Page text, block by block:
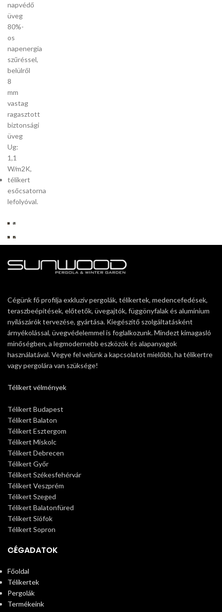
napvédő
üveg
80%-
os
napenergia
szűréssel,
belülről
8
mm
vastag
ragasztott
biztonsági
üveg
Ug:
1,1
W/m2K,
télikert
esőcsatorna
lefolyóval.
Cégünk fő profilja exkluzív pergolák, télikertek, medencefedések,
teraszbeépítések, előtetők, üvegajtók, függönyfalak és alumínium
nyílászárók tervezése, gyártása. Kiegészítő szolgáltatásként
árnyékolással, üvegvédelemmel is foglalkozunk. Mindezt kimagasló
minőségben, a legmodernebb eszközök és alapanyagok
használatával. Vegye fel velünk a kapcsolatot mielőbb, ha télikertre
vagy pergolára van szüksége!
Télikert vélmények
Télikert Budapest
Télikert Balaton
Télikert Esztergom
Télikert Miskolc
Télikert Debrecen
Télikert Győr
Télikert Székesfehérvár
Télikert Veszprém
Télikert Szeged
Télikert Balatonfüred
Télikert Siófok
Télikert Sopron
CÉGADATOK
Főoldal
Télikertek
Pergolák
Termékeink